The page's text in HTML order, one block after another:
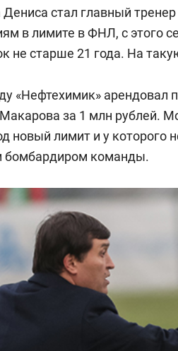
Дениса стал главный тренер
в лимите в ФНЛ, с этого
не старше 21 года. На
«Нефтехимик» арендовал
за 1 млн рублей.
новый лимит и у
бомбардиром команды.